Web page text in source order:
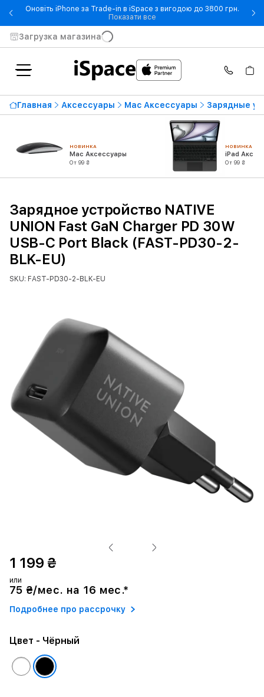
Оновіть iPhone за Trade-in в iSpace з вигодою до 3800 грн.
Показати все- Оновіть iPhone за Trade-in
Загрузка магазина
Главная Аксессуары Mac Аксессуары Зарядные
НОВИНКА
Mac Аксессуары
От 99 ₴
НОВИНКА
iPad
От 99 ₴
Зарядное устройство NATIVE
UNION Fast GaN Charger PD 30W
USB-C Port Black (FAST-PD30-2-
BLK-EU)
SKU: FAST-PD30-2-BLK-EU
1 199 ₴
или
75 ₴/мес. на 16 мес.*
Подробнее про рассрочку
Цвет - Чёрный